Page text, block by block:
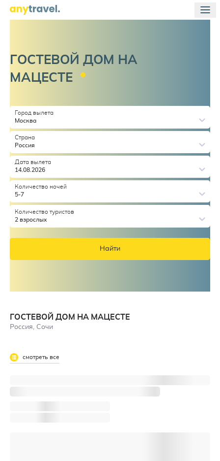
ГОСТЕВОЙ ДОМ НА
МАЦЕСТЕ
Город вылета
Москва
Страна
Россия
Дата вылета
14.08.2026
Количество ночей
5-7
Количество туристов
2 взрослых
Найти
ГОСТЕВОЙ ДОМ НА МАЦЕСТЕ
Россия, Сочи
смотреть все